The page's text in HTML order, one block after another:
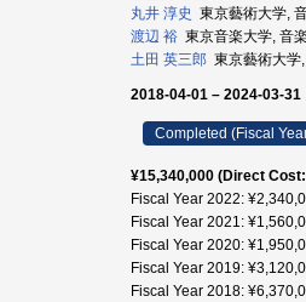
丸井 淳史 東京藝術大学,
渡辺 裕 東京音楽大学, 音
土田 英三郎 東京藝術大学
2018-04-01 – 2024-03-31
Completed (Fiscal
¥15,340,000 (Direct
Fiscal Year 2022:
Fiscal Year 2021:
Fiscal Year 2020:
Fiscal Year 2019:
Fiscal Year 2018: